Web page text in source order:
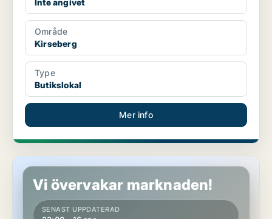
Inte angivet
Område
Kirseberg
Type
Butikslokal
Mer info
Butikslokal i Kirseberg
Vi övervakar marknaden!
SENAST UPPDATERAD